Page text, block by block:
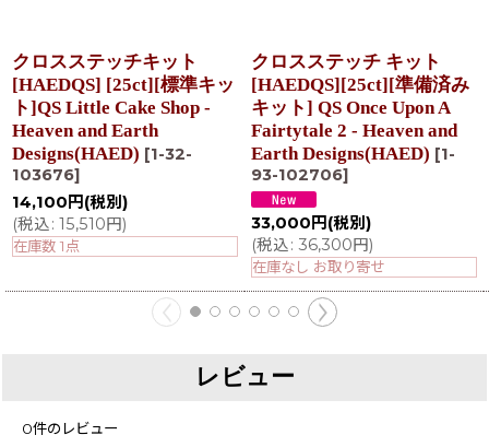
クロスステッチキット
[HAEDQS] [25ct][標準キッ
ト]QS Little Cake Shop -
Heaven and Earth
Designs(HAED) [1-32-
103676]
14,100 円 (税別)
(税込: 15,510円)
在庫数 1点
クロスステッチ キット
[HAEDQS][25ct][準備済み
キット] QS Once Upon A
Fairtytale 2 - Heaven and
Earth Designs(HAED) [1-
93-102706]
33,000 円 (税別)
(税込: 36,300円)
在庫なし お取り寄せ
レビュー
0件のレビュー